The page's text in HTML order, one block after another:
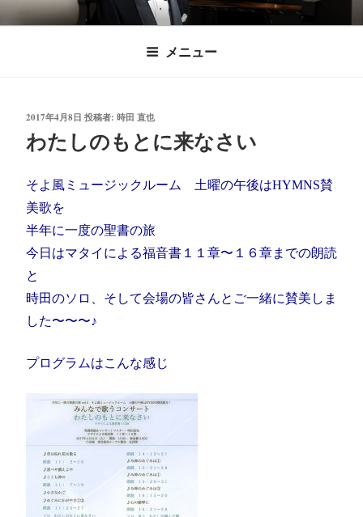
コ
時田直也 声楽
歌うことは希望を語ること、生きることは喜
びも悲しみもわかちあうことかけがえのない
メニュー
投
稿
日:
2017年4月8日 投稿者: 時田 直也
わたしのもとに来なさい
そよ風ミュージックルーム 土曜の午後はHYMNS賛
美歌を
半年に一度の聖書の旅
今日はマタイによる福音書１１章〜１６章までの朗読
と
時田のソロ、そして会場の皆さんとご一緒に賛美しま
した〜〜〜♪
プログラムはこんな感じ